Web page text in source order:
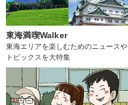
東海満喫Walker
東海エリアを楽しむためのニュースや
トピックスを大特集